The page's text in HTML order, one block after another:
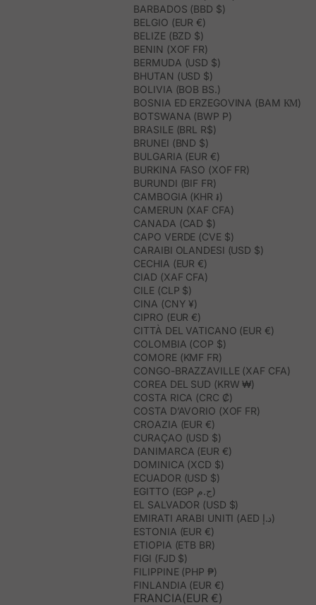
BARBADOS (BBD $)
BELGIO (EUR €)
BELIZE (BZD $)
BENIN (XOF FR)
BERMUDA (USD $)
BHUTAN (USD $)
BOLIVIA (BOB BS.)
BOSNIA ED ERZEGOVINA (BAM КМ)
BOTSWANA (BWP P)
BRASILE (BRL R$)
BRUNEI (BND $)
BULGARIA (EUR €)
BURKINA FASO (XOF FR)
BURUNDI (BIF FR)
CAMBOGIA (KHR ៛)
CAMERUN (XAF CFA)
CANADA (CAD $)
CAPO VERDE (CVE $)
CARAIBI OLANDESI (USD $)
CECHIA (EUR €)
CIAD (XAF CFA)
CILE (CLP $)
CINA (CNY ¥)
CIPRO (EUR €)
CITTÀ DEL VATICANO (EUR €)
COLOMBIA (COP $)
COMORE (KMF FR)
CONGO-BRAZZAVILLE (XAF CFA)
COREA DEL SUD (KRW ₩)
COSTA RICA (CRC ₡)
COSTA D’AVORIO (XOF FR)
CROAZIA (EUR €)
CURAÇAO (USD $)
DANIMARCA (EUR €)
DOMINICA (XCD $)
ECUADOR (USD $)
EGITTO (EGP ج.م)
EL SALVADOR (USD $)
EMIRATI ARABI UNITI (AED د.إ)
ESTONIA (EUR €)
ETIOPIA (ETB BR)
FIGI (FJD $)
FILIPPINE (PHP ₱)
FINLANDIA (EUR €)
FRANCIA(EUR €)